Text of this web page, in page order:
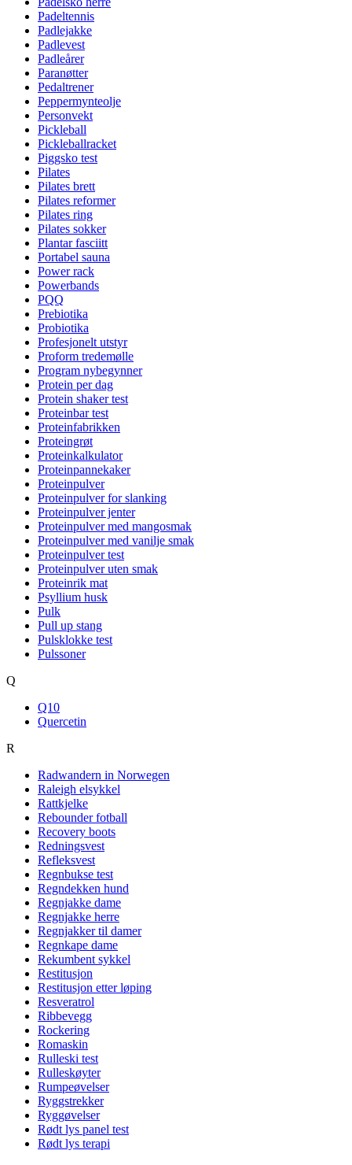
Padeltennis
Padlejakke
Padlevest
Padleårer
Paranøtter
Pedaltrener
Peppermynteolje
Personvekt
Pickleball
Pickleballracket
Piggsko test
Pilates
Pilates brett
Pilates reformer
Pilates ring
Pilates sokker
Plantar fasciitt
Portabel sauna
Power rack
Powerbands
PQQ
Prebiotika
Probiotika
Profesjonelt utstyr
Proform tredemølle
Program nybegynner
Protein per dag
Protein shaker test
Proteinbar test
Proteinfabrikken
Proteingrøt
Proteinkalkulator
Proteinpannekaker
Proteinpulver
Proteinpulver for slanking
Proteinpulver jenter
Proteinpulver med mangosmak
Proteinpulver med vanilje smak
Proteinpulver test
Proteinpulver uten smak
Proteinrik mat
Psyllium husk
Pulk
Pull up stang
Pulsklokke test
Pulssoner
Q
Q10
Quercetin
R
Radwandern in Norwegen
Raleigh elsykkel
Rattkjelke
Rebounder fotball
Recovery boots
Redningsvest
Refleksvest
Regnbukse test
Regndekken hund
Regnjakke dame
Regnjakke herre
Regnjakker til damer
Regnkape dame
Rekumbent sykkel
Restitusjon
Restitusjon etter løping
Resveratrol
Ribbevegg
Rockering
Romaskin
Rulleski test
Rulleskøyter
Rumpeøvelser
Ryggstrekker
Ryggøvelser
Rødt lys panel test
Rødt lys terapi